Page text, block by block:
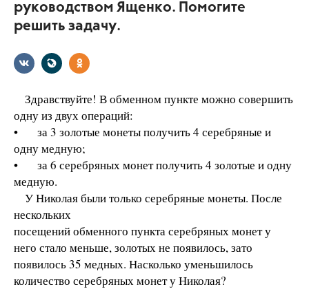
руководством Ященко. Помогите
решить задачу.
Здравствуйте! В обменном пункте можно совершить
одну из двух операций:
• за 3 золотые монеты получить 4 серебряные и
одну медную;
• за 6 серебряных монет получить 4 золотые и одну
медную.
У Николая были только серебряные монеты. После
нескольких
посещений обменного пункта серебряных монет у
него стало меньше, золотых не появилось, зато
появилось 35 медных. Насколько уменьшилось
количество серебряных монет у Николая?